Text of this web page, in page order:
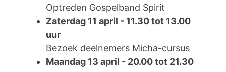
Optreden Gospelband Spirit
Zaterdag 11 april - 11.30 tot 13.00
uur
Bezoek deelnemers Micha-cursus
Maandag 13 april - 20.00 tot 21.30